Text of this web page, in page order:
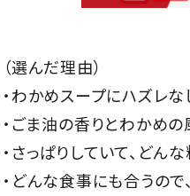
（選んだ理由）
・わかめスープにハズレな
・ごま油の香りとわかめ
・さっぱりしていて、どん
・どんな食事にも合うので